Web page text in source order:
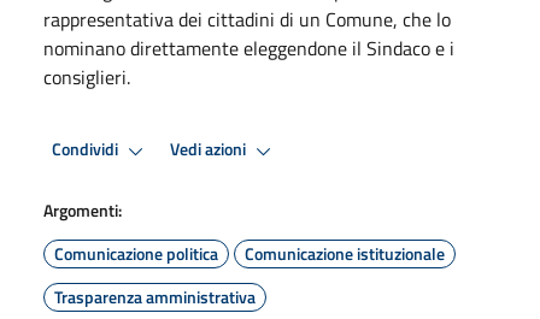
rappresentativa dei cittadini di un Comune, che lo
nominano direttamente eleggendone il Sindaco e i
consiglieri.
Condividi Vedi azioni
Argomenti:
Comunicazione politica
Comunicazione istituzionale
Trasparenza amministrativa